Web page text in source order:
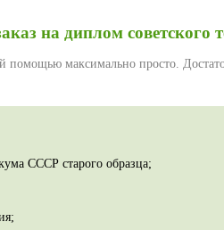
на диплом советского
помощью максимально просто.
СССР старого образца;